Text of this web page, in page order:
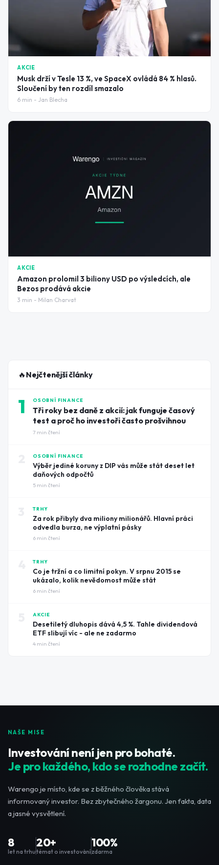
AKCIE
Musk drží v Tesle 13 %, ve SpaceX ovládá 84 % hlasů.
Sloučení by ten rozdíl smazalo
6 min - Jan Blecha
AKCIE
Amazon prolomil 3 biliony USD po výsledcích, ale
Bezos prodává akcie
3 min - Milan Charvat
🔥 Nejčtenější články
1 OSOBNÍ FINANCE
Tři roky bez daně z akcií: jak funguje časový
test a proč ho investoři často prošvihnou
7 min čtení
OSOBNÍ FINANCE
Výběr jediné koruny z DIP vás může stát deset let
daňových odpočtů
5 min čtení
TRHY
Za rok přibyly dva miliony milionářů. Hlavní práci
odvedla burza, ne výplatní pásky
6 min čtení
TRHY
Co je tržní a co limitní pokyn. V srpnu 2015 se
ukázalo, kolik nevědomost může stát
6 min čtení
AKCIE
Desetiletý dluhopis dává 4,5 %. Tahle dividendová
ETF slibují víc - ale ne zadarmo
4 min čtení
NAŠE MISE
Investování není jen pro bohaté.
Je pro každého, kdo se rozhodne začít.
Warengo je místo, kde se z běžného člověka stává
informovaný investor. Bez zbytečného žargonu. Jen fakta, data
a jasné vysvětlení.
8
let na trhu
20+
témat o investování
100%
zdarma